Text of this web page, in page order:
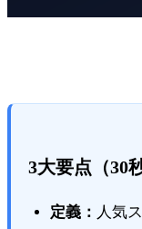
3大要点（30
定義： 人気